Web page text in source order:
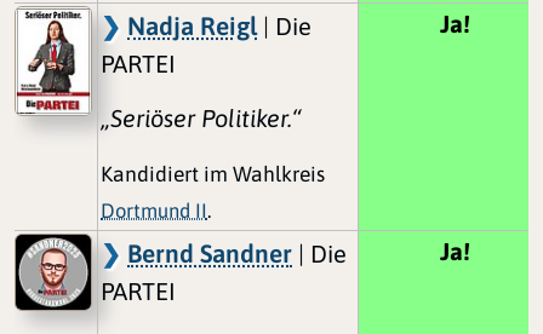
Nadja Reigl| Die
PARTEI
„Seriöser Politiker.“
Kandidiert im Wahlkreis
Dortmund II.
Ja!
Bernd Sandner | Die
PARTEI
Ja!